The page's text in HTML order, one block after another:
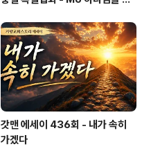
갓맨 에세이 436회 - 내가 속히
가겠다